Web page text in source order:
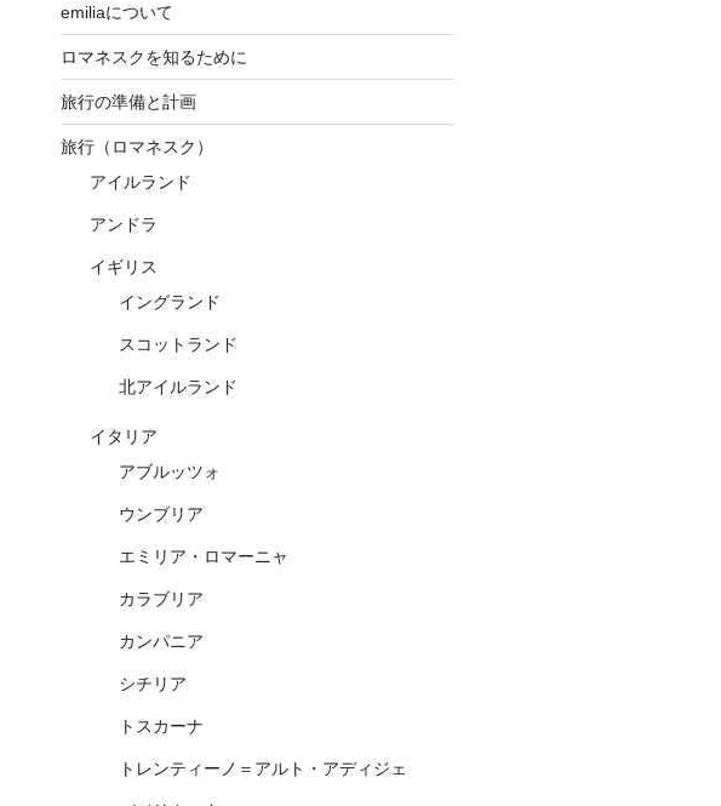
emiliaについて
ロマネスクを知るために
旅行の準備と計画
旅行（ロマネスク）
アイルランド
アンドラ
イギリス
イングランド
スコットランド
北アイルランド
イタリア
アブルッツォ
ウンブリア
エミリア・ロマーニャ
カラブリア
カンパニア
シチリア
トスカーナ
トレンティーノ＝アルト・アディジェ